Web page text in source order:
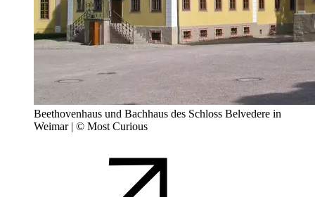
Beethovenhaus und Bachhaus des Schloss Belvedere in
Weimar | © Most Curious